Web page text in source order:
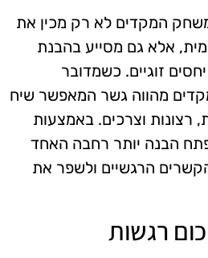
המקדים לא רק מכין את
אלא גם מסייע בהבנת
זוגיים. כשמדובר
מהווה גשר המאפשר שיח
רצונות וצרכים. באמצעות
הבנה יותר רחבה האחד
הרגשיים ולשפר את
רגשות